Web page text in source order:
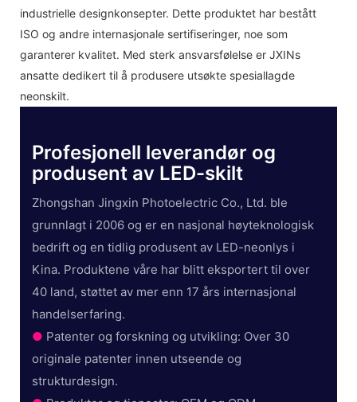
industrielle designkonsepter. Dette produktet har bestått
ISO og andre internasjonale sertifiseringer, noe som
garanterer kvalitet. Med sterk ansvarsfølelse er JXINs
ansatte dedikert til å produsere utsøkte spesiallagde
neonskilt.
Profesjonell leverandør og
produsent av LED-skilt
Zhongshan Jingxin Photoelectric Co., Ltd. ble
grunnlagt i 2006 og er en nasjonal høyteknologisk
bedrift og en tidlig produsent av LED-neonlys i
Kina. Produktene våre har blitt eksportert til over
40 land, støttet av mer enn 17 års internasjonal
handelserfaring.
● Patenter og forskning og utvikling: Over 30
originale patenter innen utseende og
strukturdesign.